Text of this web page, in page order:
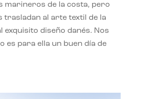
marineros de la costa, pero
trasladan al arte textil de la
exquisito diseño danés. Nos
es para ella un buen día de